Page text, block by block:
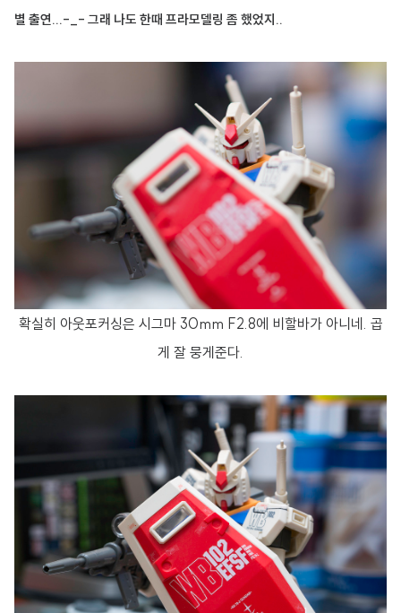
별 출연...-_- 그래 나도 한때 프라모델링 좀 했었지..
확실히 아웃포커싱은 시그마 30mm F2.8에 비할바가 아니네. 곱
게 잘 뭉게준다.